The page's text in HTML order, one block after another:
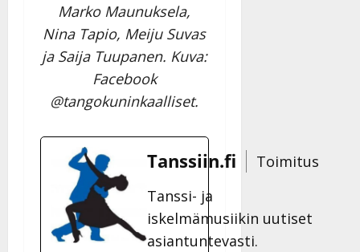
Marko Maunuksela,
Nina Tapio, Meiju Suvas
ja Saija Tuupanen. Kuva:
Facebook
@tangokuninkaalliset.
Tanssiin.fi
Toimitus
Tanssi- ja
iskelmämusiikin uutiset
asiantuntevasti.